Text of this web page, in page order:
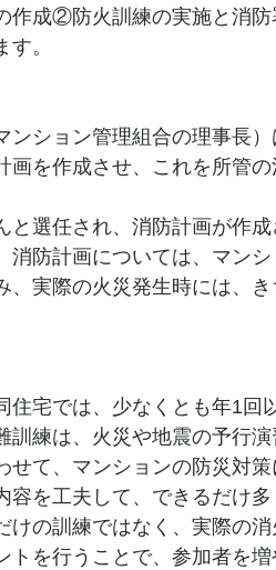
成②防火訓練の実施と消
。
ション管理組合の理事長
を作成させ、これを所管
選任され、消防計画が作成
消防計画については、マン
、実際の火災発生時には、
宅では、少なくとも年1回
練は、火災や地震の予行演
せて、マンションの防災対
を工夫して、できるだけ
の訓練ではなく、実際の消
を行うことで、参加者を増